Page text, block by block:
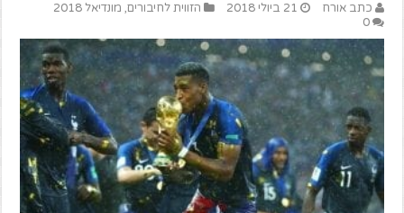
כתב אורח 21 ביולי 2018 הזווית לחיבורים, מונדיאל 2018
0